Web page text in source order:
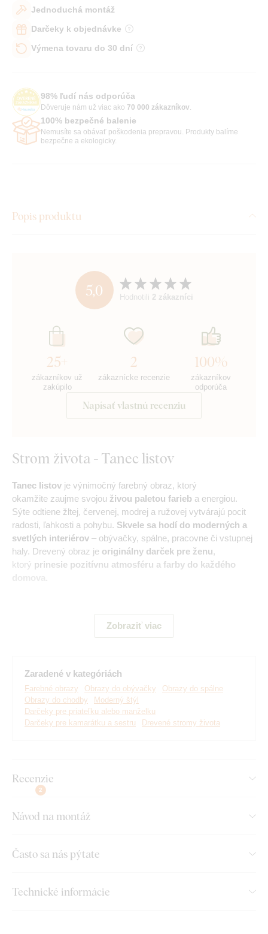
Jednoduchá montáž
Darčeky k objednávke
Výmena tovaru do 30 dní
98% ľudí nás odporúča
Dôveruje nám už viac ako 70 000 zákazníkov
100% bezpečné balenie
Nemusíte sa obávať poškodenia prepravou. Produkty balíme
bezpečne a ekologicky.
Popis produktu
5,0 Hodnotili 2 zákazníci
25+
zákazníkov už
zakúpilo
2
zákaznícke recenzie
100%
zákazníkov
odporúča
Napísať vlastnú recenziu
Strom života - Tanec listov
Tanec listov je výnimočný farebný obraz, ktorý
okamžite zaujme svojou živou paletou farieb a energiou.
Sýte odtiene žltej, červenej, modrej a ružovej vytvárajú pocit
radosti, ľahkosti a pohybu. Skvele sa hodí do moderných a
svetlých interiérov – obývačky, spálne, pracovne či vstupnej
haly. Drevený obraz je originálny darček pre ženu,
ktorý prinesie pozitívnu atmosféru a farby do každého
domova.
pripomínajú nám, že aj každodennosť môže byť pestrá a
technológiea najkvalitnejšie farby na trhu
. Motív vytlačíme
ktorý ešte viac zvýrazní motív.
Zobraziť viac
Zaradené v kategóriách
Farebné obrazy Obrazy do obývačky
Obrazy do spálne
Obrazy do chodby
Moderný štýl
Darčeky pre priateľku alebo manželku
Darčeky pre kamarátku a sestru
Drevené stromy života
Recenzie
2
Návod na montáž
Často sa nás pýtate
Technické informácie